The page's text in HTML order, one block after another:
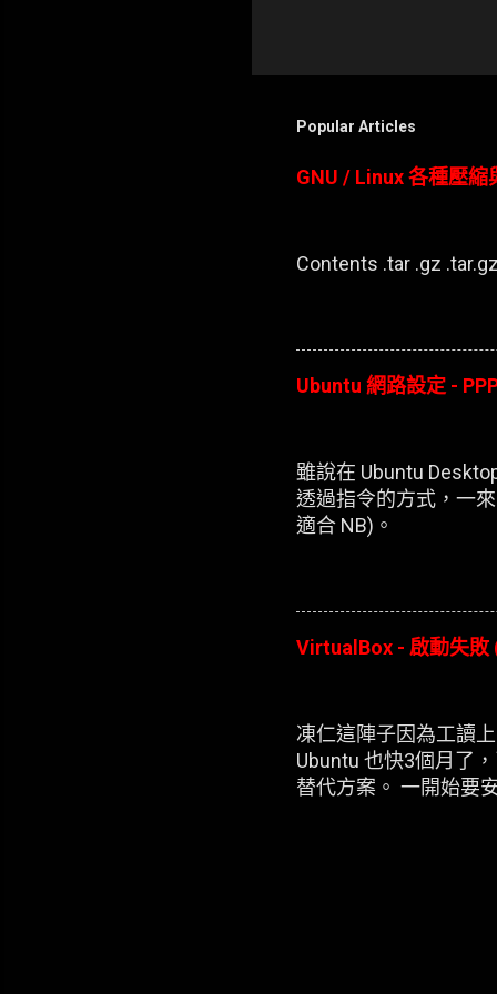
Popular Articles
GNU / Linux 各種壓縮
Contents .tar .gz
Ubuntu 網路設定 -
雖說在 Ubuntu
透過指令的方式，一
適合 NB)。
VirtualBox - 啟動失敗
凍仁這陣子因為工讀
Ubuntu 也快3個月了
替代方案。 一開始要